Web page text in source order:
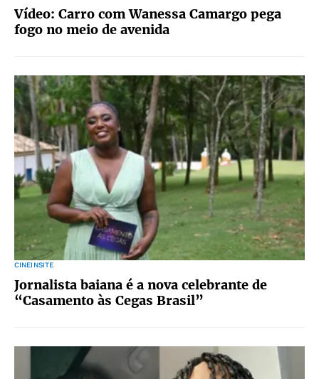
Vídeo: Carro com Wanessa Camargo pega
fogo no meio de avenida
CINEINSITE
Jornalista baiana é a nova celebrante de
“Casamento às Cegas Brasil”